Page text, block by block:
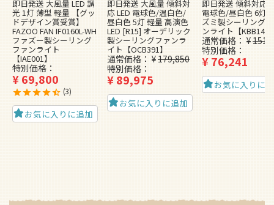
即日発送 大風量 LED 調
光 1灯 薄型 軽量 【グッ
ドデザイン賞受賞】
FAZOO FAN IF0160L-WH
ファズー製シーリング
ファンライト
【IAE001】
特別価格
¥69,800
3
お気に入りに追加
即日発送 大風量 傾斜対
応 LED 電球色/温白色/
昼白色 5灯 軽量 高演色
LED [R15] オーデリック
製シーリングファンラ
イト【OCB391】
通常価格 ¥179,850
特別価格
¥89,975
お気に入りに追加
即日発送 傾斜対応
電球色/昼白色 6灯
ズミ製シーリング
ンライト【KBB148
通常価格 ¥
特別価格
¥76,241
お気に入りに